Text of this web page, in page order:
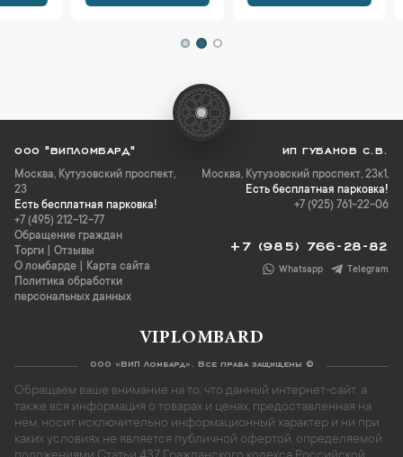
ООО "ВИПЛОМБАРД"
Москва, Кутузовский проспект,
23
Есть бесплатная парковка!
+7 (495) 212-12-77
Обращение граждан
Торги
Отзывы
О ломбарде
Карта сайта
Политика обработки
персональных данных
ИП ГУБАНОВ С.В.
Москва, Кутузовский проспект, 23к1,
Есть бесплатная парковка!
+7 (925) 761-22-06
+7 (985) 766-28-82
Whatsapp Telegram
VIPLOMBARD
ООО «ВИП Ломбард». Все права защищены ©
Обращаем ваше внимание на то, что данный интернет-сайт, а
также вся информация о товарах и ценах, предоставленная на
нём, носит исключительно информационный характер и ни при
каких условиях не является публичной офертой, определяемой